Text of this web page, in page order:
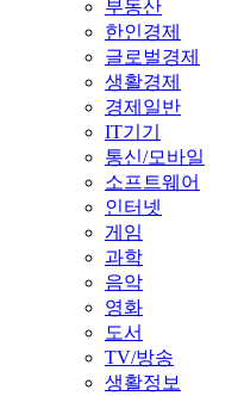
부동산
한인경제
글로벌경제
생활경제
경제일반
IT기기
통신/모바일
소프트웨어
인터넷
게임
과학
음악
영화
도서
TV/방송
생활정보